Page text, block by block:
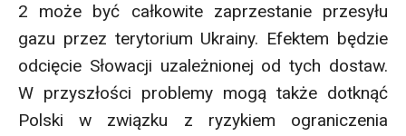
2 może być całkowite zaprzestanie przesyłu
gazu przez terytorium Ukrainy. Efektem będzie
odcięcie Słowacji uzależnionej od tych dostaw.
W przyszłości problemy mogą także dotknąć
Polski w związku z ryzykiem ograniczenia